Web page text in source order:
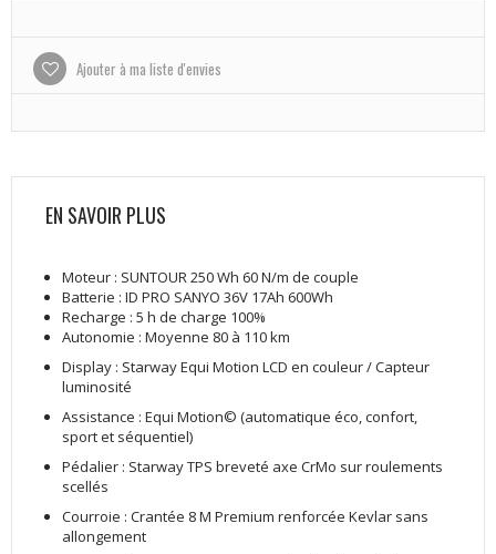
Ajouter à ma liste d'envies
EN SAVOIR PLUS
Moteur : SUNTOUR 250 Wh 60 N/m de couple
Batterie : ID PRO SANYO 36V 17Ah 600Wh
Recharge : 5 h de charge 100%
Autonomie : Moyenne 80 à 110 km
Display : Starway Equi Motion LCD en couleur / Capteur
luminosité
Assistance : Equi Motion© (automatique éco, confort,
sport et séquentiel)
Pédalier : Starway TPS breveté axe CrMo sur roulements
scellés
Courroie : Crantée 8 M Premium renforcée Kevlar sans
allongement